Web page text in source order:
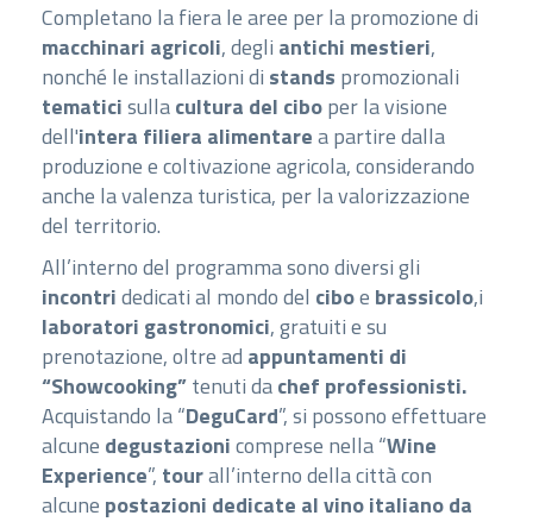
Completano la fiera le aree per la promozione di
macchinari agricoli, degli antichi mestieri,
nonché le installazioni di stands promozionali
tematicisullacultura del ciboper la visione
dell'intera filiera alimentarea partire dalla
produzione e coltivazione agricola, considerando
anche la valenza turistica, per la valorizzazione
del territorio.
All’interno del programma sono diversi gli
incontridedicati al mondo del ciboe brassicolo,i
laboratori gastronomici, gratuiti e su
prenotazione, oltre ad appuntamenti di
“Showcooking”tenuti dachef professionisti.
Acquistando la “DeguCard”, si possono effettuare
alcune degustazionicomprese nella “Wine
Experience”, tourall’interno della città con
alcune postazioni dedicate al vino italiano da